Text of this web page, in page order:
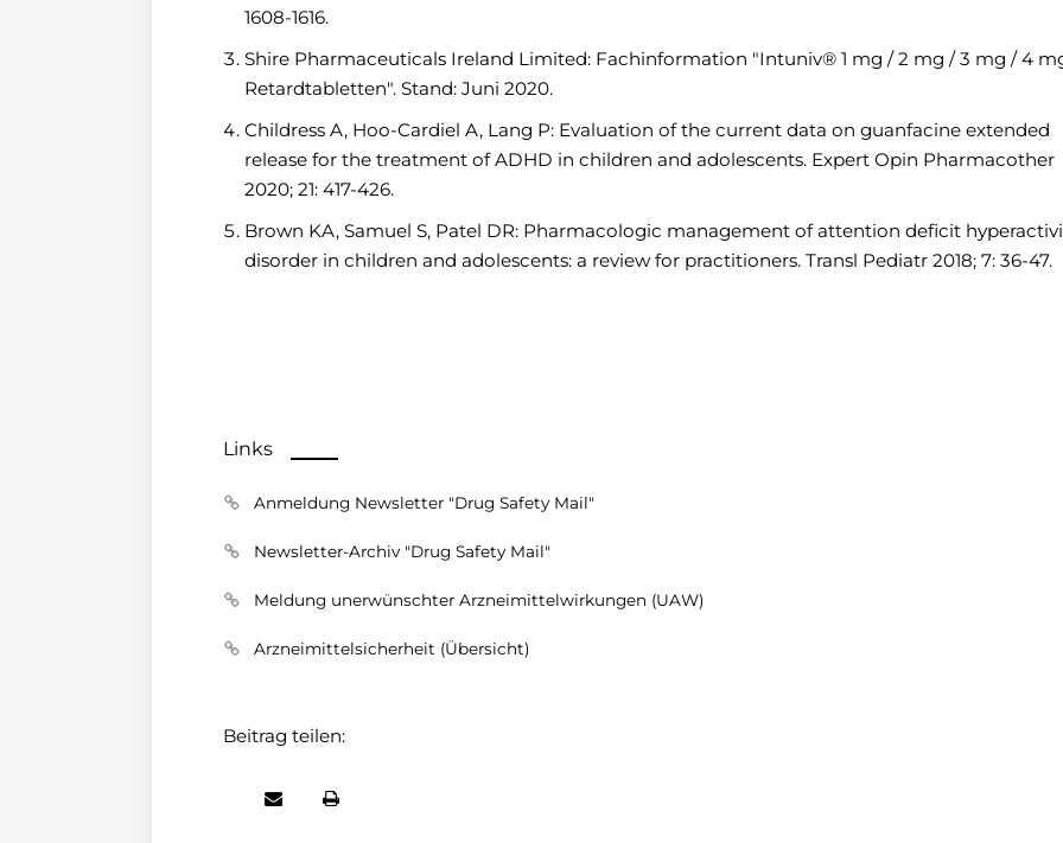
1608-1616.
Shire Pharmaceuticals Ireland Limited: Fachinformation "Intuniv® 1 mg / 2 mg / 3 mg / 4
Retardtabletten". Stand: Juni 2020.
Childress A, Hoo-Cardiel A, Lang P: Evaluation of the current data on guanfacine extended
release for the treatment of ADHD in children and adolescents. Expert Opin Pharmacother
2020; 21: 417-426.
Brown KA, Samuel S, Patel DR: Pharmacologic management of attention deficit
disorder in children and adolescents: a review for practitioners. Transl Pediatr 2018; 7: 36-47.
Links
Anmeldung Newsletter "Drug Safety Mail"
Newsletter-Archiv "Drug Safety Mail"
Meldung unerwünschter Arzneimittelwirkungen (UAW)
Arzneimittelsicherheit (Übersicht)
Beitrag teilen: